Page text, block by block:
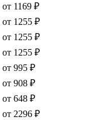
от 1169 ₽
от 1255 ₽
от 1255 ₽
от 1255 ₽
от 995 ₽
от 908 ₽
от 648 ₽
от 2296 ₽